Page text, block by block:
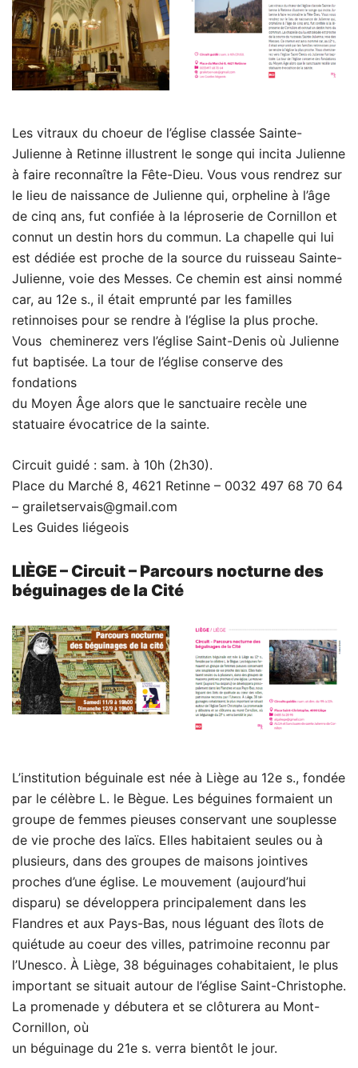
Les vitraux du choeur de l’église classée Sainte-
Julienne à Retinne illustrent le songe qui incita Julienne
à faire reconnaître la Fête-Dieu. Vous vous rendrez sur
le lieu de naissance de Julienne qui, orpheline à l’âge
de cinq ans, fut confiée à la léproserie de Cornillon et
connut un destin hors du commun. La chapelle qui lui
est dédiée est proche de la source du ruisseau Sainte-
Julienne, voie des Messes. Ce chemin est ainsi nommé
car, au 12e s., il était emprunté par les familles
retinnoises pour se rendre à l’église la plus proche.
Vous cheminerez vers l’église Saint-Denis où Julienne
fut baptisée. La tour de l’église conserve des
fondations
du Moyen Âge alors que le sanctuaire recèle une
statuaire évocatrice de la sainte.
Circuit guidé : sam. à 10h (2h30).
Place du Marché 8, 4621 Retinne – 0032 497 68 70 64
– grailetservais@gmail.com
Les Guides liégeois
LIÈGE – Circuit – Parcours nocturne des
béguinages de la Cité
L’institution béguinale est née à Liège au 12e s., fondée
par le célèbre L. le Bègue. Les béguines formaient un
groupe de femmes pieuses conservant une souplesse
de vie proche des laïcs. Elles habitaient seules ou à
plusieurs, dans des groupes de maisons jointives
proches d’une église. Le mouvement (aujourd’hui
disparu) se développera principalement dans les
Flandres et aux Pays-Bas, nous léguant des îlots de
quiétude au coeur des villes, patrimoine reconnu par
l’Unesco. À Liège, 38 béguinages cohabitaient, le plus
important se situait autour de l’église Saint-Christophe.
La promenade y débutera et se clôturera au Mont-
Cornillon, où
un béguinage du 21e s. verra bientôt le jour.